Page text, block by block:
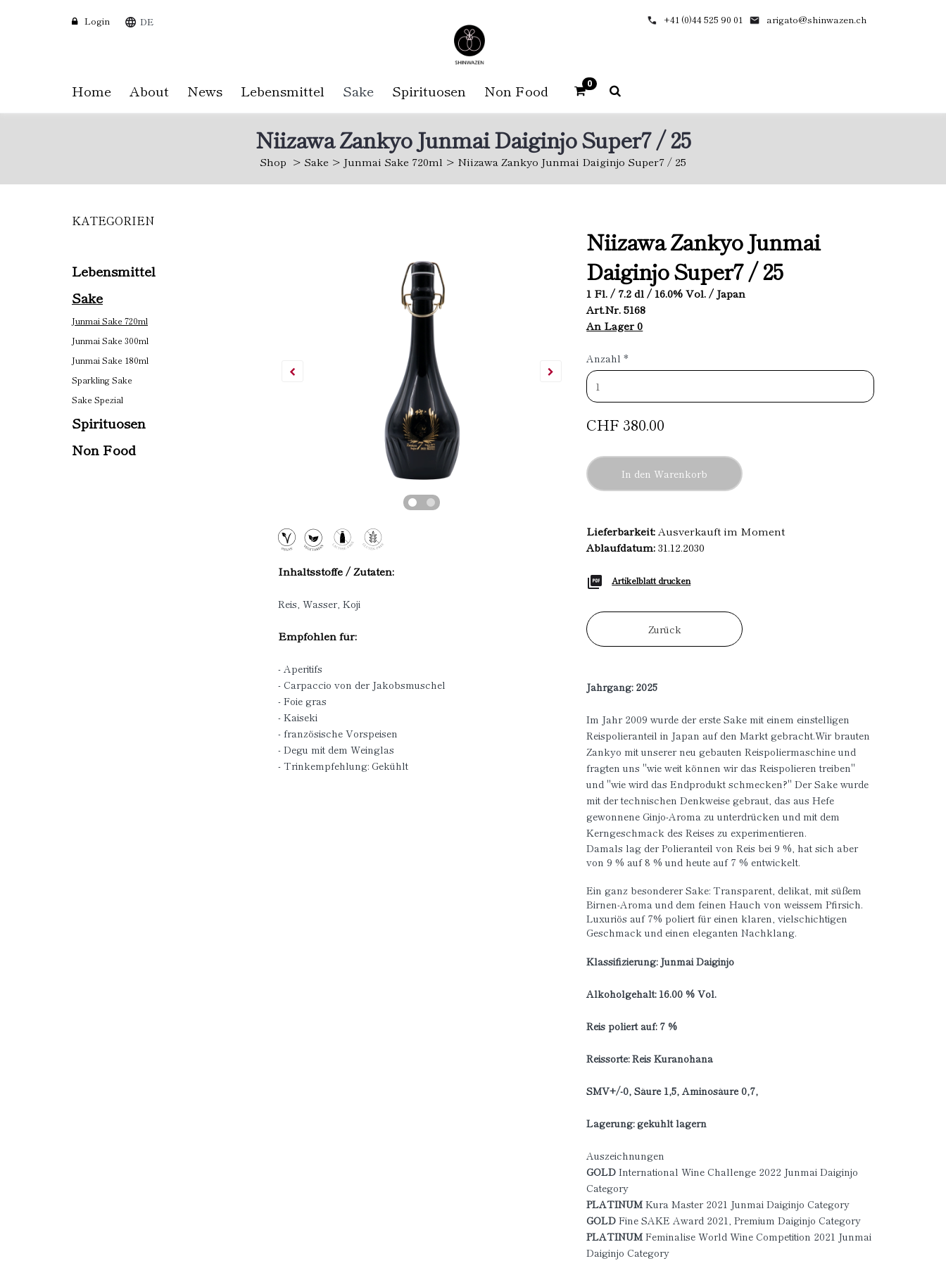
DE
Login +41 (0)44 525 90 01 arigato@shinwazen.ch
Home About News Lebensmittel Sake Spirituosen Non Food 0
Niizawa Zankyo Junmai Daiginjo Super7 / 25
Shop Sake Junmai Sake 720ml Niizawa Zankyo Junmai Daiginjo Super7 / 25
KATEGORIEN
Lebensmittel
Sake
Junmai Sake 720ml
Junmai Sake 300ml
Junmai Sake 180ml
Sparkling Sake
Sake Spezial
Spirituosen
Non Food
Inhaltsstoffe / Zutaten:
Reis, Wasser, Koji
Empfohlen für:
- Aperitifs
- Carpaccio von der Jakobsmuschel
- Foie gras
- Kaiseki
- französische Vorspeisen
- Degu mit dem Weinglas
- Trinkempfehlung: Gekühlt
Niizawa Zankyo Junmai
Daiginjo Super7 / 25
1 Fl. / 7.2 dl / 16.0% Vol. / Japan
Art.Nr. 5168
An Lager 0
Anzahl *
CHF 380.00
In den Warenkorb
Lieferbarkeit: Ausverkauft im Moment
Ablaufdatum: 31.12.2030
Artikelblatt drucken
Zurück
Jahrgang: 2025
Im Jahr 2009 wurde der erste Sake mit einem einstelligen
Reispolieranteil in Japan auf den Markt gebracht.Wir brauten
Zankyo mit unserer neu gebauten Reispoliermaschine und
fragten uns "wie weit können wir das Reispolieren treiben"
und "wie wird das Endprodukt schmecken?" Der Sake wurde
mit der technischen Denkweise gebraut, das aus Hefe
gewonnene Ginjo-Aroma zu unterdrücken und mit dem
Kerngeschmack des Reises zu experimentieren.
Damals lag der Polieranteil von Reis bei 9 %, hat sich aber
von 9 % auf 8 % und heute auf 7 % entwickelt.
Ein ganz besonderer Sake: Transparent, delikat, mit süßem
Birnen-Aroma und dem feinen Hauch von weissem Pfirsich.
Luxuriös auf 7% poliert für einen klaren, vielschichtigen
Geschmack und einen eleganten Nachklang.
Klassifizierung: Junmai Daiginjo
Alkoholgehalt: 16.00 % Vol.
Reis poliert auf: 7 %
Reissorte: Reis Kuranohana
SMV+/-0, Säure 1,5, Aminosäure 0,7,
Lagerung: gekühlt lagern
Auszeichnungen
GOLD International Wine Challenge 2022 Junmai Daiginjo
Category
PLATINUM Kura Master 2021 Junmai Daiginjo Category
GOLD Fine SAKE Award 2021, Premium Daiginjo Category
PLATINUM Feminalise World Wine Competition 2021 Junmai
Daiginjo Category